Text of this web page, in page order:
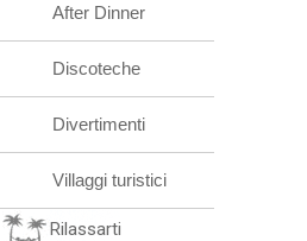
After Dinner
Discoteche
Divertimenti
Villaggi turistici
Rilassarti